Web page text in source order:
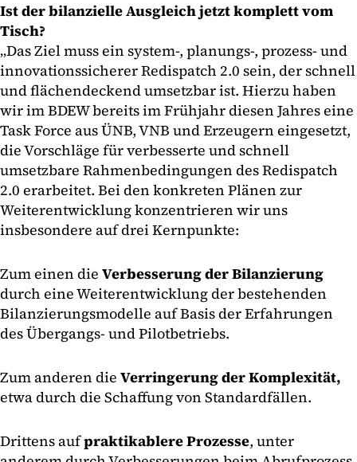
Ist der bilanzielle Ausgleich jetzt komplett vom
Tisch?
„Das Ziel muss ein system-, planungs-, prozess- und
innovationssicherer Redispatch 2.0 sein, der schnell
und flächendeckend umsetzbar ist. Hierzu haben
wir im BDEW bereits im Frühjahr diesen Jahres eine
Task Force aus ÜNB, VNB und Erzeugern eingesetzt,
die Vorschläge für verbesserte und schnell
umsetzbare Rahmenbedingungen des Redispatch
2.0 erarbeitet. Bei den konkreten Plänen zur
Weiterentwicklung konzentrieren wir uns
insbesondere auf drei Kernpunkte:
Zum einen die Verbesserung der Bilanzierung
durch eine Weiterentwicklung der bestehenden
Bilanzierungsmodelle auf Basis der Erfahrungen
des Übergangs- und Pilotbetriebs.
Zum anderen die Verringerung der Komplexität,
etwa durch die Schaffung von Standardfällen.
Drittens aufpraktikablere Prozesse, unter